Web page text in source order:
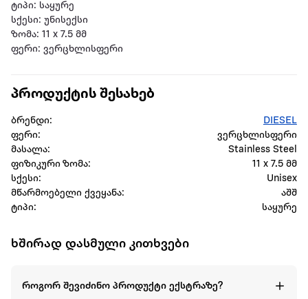
ტიპი: საყურე
სქესი: უნისექსი
ზომა: 11 x 7.5 მმ
ფერი: ვერცხლისფერი
პროდუქტის შესახებ
ბრენდი:
DIESEL
ფერი:
ვერცხლისფერი
მასალა:
Stainless Steel
ფიზიკური ზომა:
11 x 7.5 მმ
სქესი:
Unisex
მწარმოებელი ქვეყანა:
აშშ
ტიპი:
საყურე
ხშირად დასმული კითხვები
როგორ შევიძინო პროდუქტი ექსტრაზე?